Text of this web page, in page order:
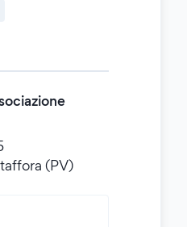
(PV)